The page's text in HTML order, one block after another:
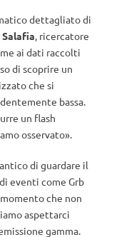
dettagliato di
Salafia, ricercatore
ai dati raccolti
di scoprire un
che si
bassa.
un flash
osservato».
di guardare il
eventi come Grb
che non
aspettarci
gamma.